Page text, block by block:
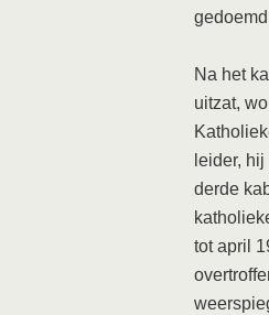
Na het
uitzat,
leider,
derde
tot april